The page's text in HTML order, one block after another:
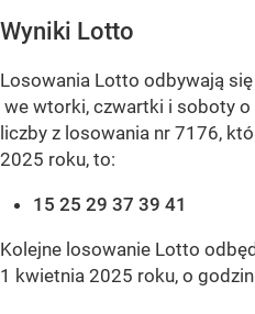
Wyniki Lotto
Losowania Lotto odbywają
we wtorki, czwartki i soboty
liczby z losowania nr 7176,
2025 roku, to:
15 25 29 37 39 41
Kolejne losowanie Lotto
1 kwietnia 2025 roku, o